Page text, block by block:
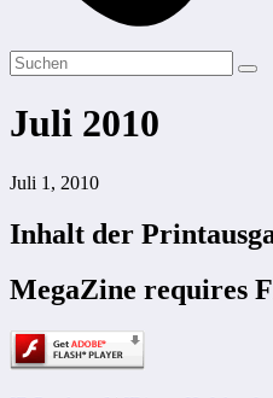
Juli 2010
Juli 1, 2010
Inhalt der
MegaZine requires